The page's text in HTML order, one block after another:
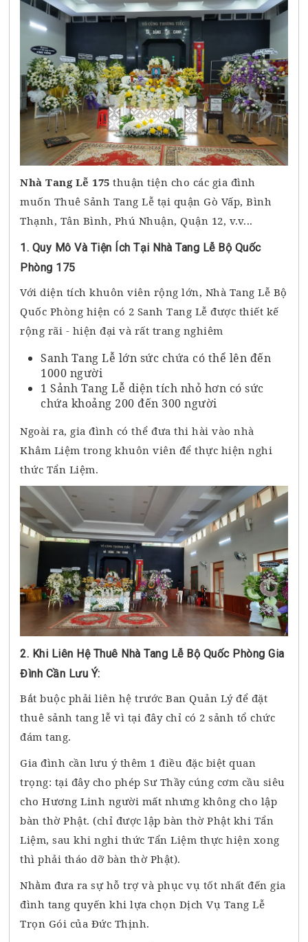
Nhà Tang Lễ 175 thuận tiện cho các gia đình
muốn Thuê Sảnh Tang Lễ tại quận Gò Vấp, Bình
Thạnh, Tân Bình, Phú Nhuận, Quận 12, v.v...
1. Quy Mô Và Tiện Ích Tại Nhà Tang Lễ Bộ Quốc
Phòng 175
Với diện tích khuôn viên rộng lớn, Nhà Tang Lễ Bộ
Quốc Phòng hiện có 2 Sanh Tang Lễ được thiết kế
rộng rãi - hiện đại và rất trang nghiêm
Sanh Tang Lễ lớn sức chứa có thể lên đến
1000 người
1 Sảnh Tang Lễ diện tích nhỏ hơn có sức
chứa khoảng 200 đến 300 người
Ngoài ra, gia đình có thể đưa thi hài vào nhà
Khâm Liệm trong khuôn viên để thực hiện nghi
thức Tẩn Liệm.
2. Khi Liên Hệ Thuê Nhà Tang Lễ Bộ Quốc Phòng Gia
Đình Cần Lưu Ý:
Bắt buộc phải liên hệ trước Ban Quản Lý để đặt
thuê sảnh tang lễ vì tại đây chỉ có 2 sảnh tổ chức
đám tang.
Gia đình cần lưu ý thêm 1 điều đặc biệt quan
trọng: tại đây cho phép Sư Thầy cúng cơm cầu siêu
cho Hương Linh người mất nhưng không cho lập
bàn thờ Phật. (chỉ được lập bàn thờ Phật khi Tẩn
Liệm, sau khi nghi thức Tẩn Liệm thực hiện xong
thì phải tháo dỡ bàn thờ Phật).
Nhằm đưa ra sự hỗ trợ và phục vụ tốt nhất đến gia
đình tang quyến khi lựa chọn Dịch Vụ Tang Lễ
Trọn Gói của Đức Thịnh.